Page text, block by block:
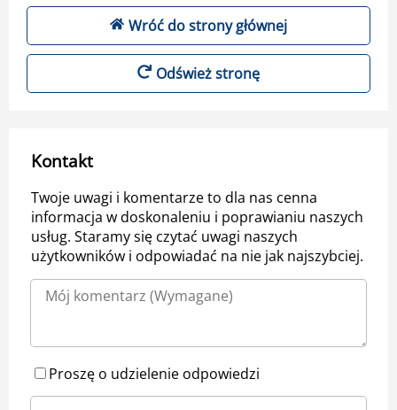
Wróć do strony głównej
Odśwież stronę
Kontakt
Twoje uwagi i komentarze to dla nas cenna
informacja w doskonaleniu i poprawianiu naszych
usług. Staramy się czytać uwagi naszych
użytkowników i odpowiadać na nie jak najszybciej.
Proszę o udzielenie odpowiedzi